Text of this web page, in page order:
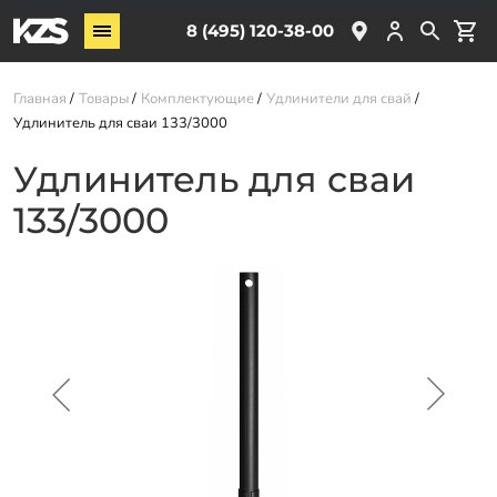
8 (495) 120-38-00
Винтовые сваи
ЖБ сваи
Обвязка свай
Услуги
Контакты
Главная Товары Комплектующие
Удлинители для свай
Удлинитель для сваи 133/3000
Удлинитель для сваи
133/3000